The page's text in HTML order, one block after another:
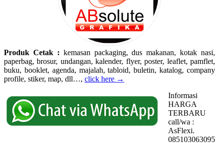
Produk Cetak : kemasan packaging, dus makanan, kotak nasi,
paperbag, brosur, undangan, kalender, flyer, poster, leaflet, pamflet,
buku, booklet, agenda, majalah, tabloid, buletin, katalog, company
profile, stiker, map, dll…, click here →
Informasi
HARGA
TERBARU
call/wa :
AsFlexi.
085103063095